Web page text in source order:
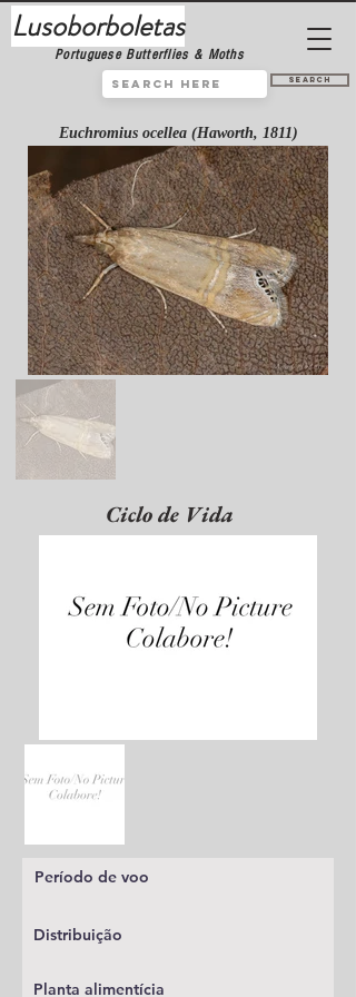
Lusoborboletas
Portuguese Butterflies & Moths
Search
Euchromius ocellea (Haworth, 1811)
Ciclo de Vida
Período de voo
Distribuição
Planta alimentícia